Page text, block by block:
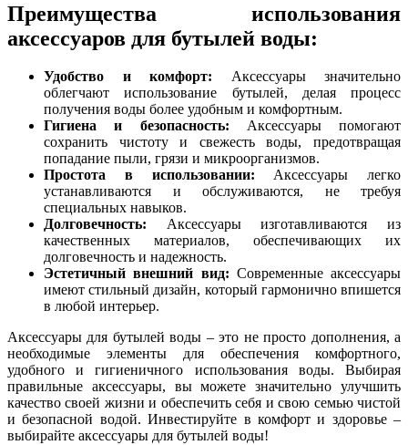
Преимущества использования
аксессуаров для бутылей воды:
Удобство и комфорт: Аксессуары значительно
облегчают использование бутылей, делая процесс
получения воды более удобным и комфортным.
Гигиена и безопасность: Аксессуары помогают
сохранить чистоту и свежесть воды, предотвращая
попадание пыли, грязи и микроорганизмов.
Простота в использовании: Аксессуары легко
устанавливаются и обслуживаются, не требуя
специальных навыков.
Долговечность: Аксессуары изготавливаются из
качественных материалов, обеспечивающих их
долговечность и надежность.
Эстетичный внешний вид: Современные аксессуары
имеют стильный дизайн, который гармонично впишется
в любой интерьер.
Аксессуары для бутылей воды – это не просто дополнения, а
необходимые элементы для обеспечения комфортного,
удобного и гигиеничного использования воды. Выбирая
правильные аксессуары, вы можете значительно улучшить
качество своей жизни и обеспечить себя и свою семью чистой
и безопасной водой. Инвестируйте в комфорт и здоровье –
выбирайте аксессуары для бутылей воды!